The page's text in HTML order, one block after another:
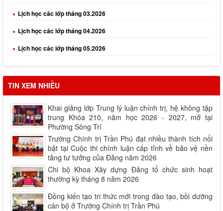
Lịch học các lớp tháng 03.2026
Lịch học các lớp tháng 04.2026
Lịch học các lớp tháng 05.2026
Lịch học các lớp tháng 06.2026
Lịch học các lớp tháng 08.2026
TIN XEM NHIỀU
Khai giảng lớp Trung lý luận chính trị, hệ không tập
trung Khóa 210, năm học 2026 - 2027, mở tại
Phường Sông Trí
Trường Chính trị Trần Phú đạt nhiều thành tích nổi
bật tại Cuộc thi chính luận cấp tỉnh về bảo vệ nền
tảng tư tưởng của Đảng năm 2026
Chi bộ Khoa Xây dựng Đảng tổ chức sinh hoạt
thường kỳ tháng 8 năm 2026
Đồng kiến tạo tri thức mới trong đào tạo, bồi dưỡng
cán bộ ở Trường Chính trị Trần Phú